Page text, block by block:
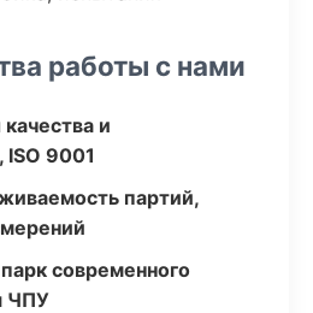
работы с нами
и
ISO 9001
партий,
современного
ЧПУ